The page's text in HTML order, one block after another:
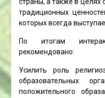
традиционных
которых всегда
По итогам
рекомендовано:
Усилить роль
образовательных
положительного